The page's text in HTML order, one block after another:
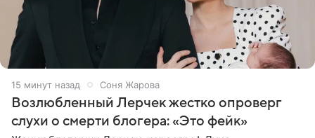
15 минут назад Соня Жарова
Возлюбленный Лерчек жестко опроверг
слухи о смерти блогера: «Это фейк»